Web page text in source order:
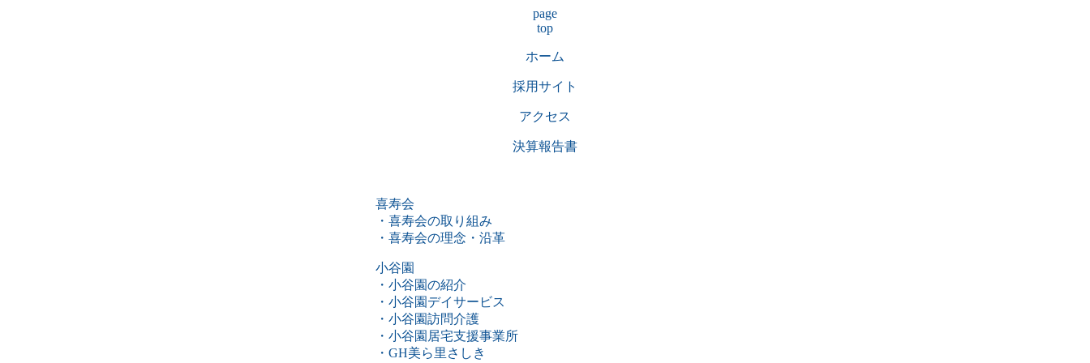
page
top
ホーム
採用サイト
アクセス
決算報告書
喜寿会
・喜寿会の取り組み
・喜寿会の理念・沿革
小谷園
・小谷園の紹介
・小谷園デイサービス
・小谷園訪問介護
・小谷園居宅支援事業所
・GH美ら里さしき